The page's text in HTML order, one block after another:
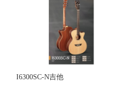
I6300SC-N吉他